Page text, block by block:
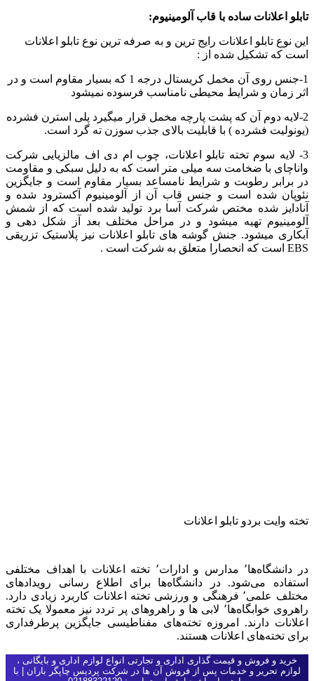
تابلو اعلانات ساده با قاب آلومینیوم:
این نوع تابلو اعلانات رایج ترین و به صرفه ترین نوع تابلو اعلانات
است که تشکیل شده از :
1-جنس روی آن مخمل کریستال درجه 1 که بسیار مقاوم است و در
اثر زمان و شرایط محیطی نامناسب فرسوده نمیشود
2-لایه دوم آن که پشت پارچه مخمل قرار میگیرد پلی استرن فشرده
(یونولیت فشرده ) با قابلیت بالای جذب سوزن ته گرد است.
3- لایه سوم تخته تابلو اعلانات، چوب ام دی اف مالزیایی شرکت
واناچای با ضخامت سه میلی متر است که به دلیل سبکی و مقاومت
در برابر رطوبت و شرایط نامساعد بسیار مقاوم است و جایگزین
نئوپان شده است و جنس قاب آن از آلومینیوم آکسترود شده و
آنادایز شده مختص شرکت آسا برد تولید شده است که از شمش
آلومینیوم تهیه میشود و در مراحل مختلف بعد آز شکل دهی و
آبکاری میشود. جنش گوشه های تابلو اعلانات نیز پلاستیک تزریقی
EBS است که انحصارا متعلق به شرکت است .
تخته وایت بردو تابلو اعلانات
در دانشگاه‌ها٬ مدارس و ادارات٬ تخته اعلانات با اهداف مختلفی
استفاده می‌شود. در دانشگاه‌ها برای اطلاع رسانی رویدادهای
مختلف علمی٬ فرهنگی و ورزشی تخته اعلانات کاربرد زیادی دارد.
راهروی خوابگاه‌ها٬ لابی ها و راهروهای پر تردد نیز معمولا یک تخته
اعلانات دارند. امروزه‌ تخته‌های مفناطیسی جایگزین پرطرفداری
برای تخته‌های اعلانات هستند.
خرید و فروش و قیمت گذاری اداری و تجارتی انواع لوازم اداری و بایگانی ،
لوازم تحریر و خدمات پس از فروش آن ها در شرکت پردیس چاپگر باران | با